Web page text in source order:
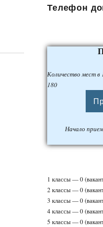
Телефон
Количество мест в
180
Начало
1 классы — 0
2 классы — 0
3 классы — 0
4 классы — 0
5 классы — 0